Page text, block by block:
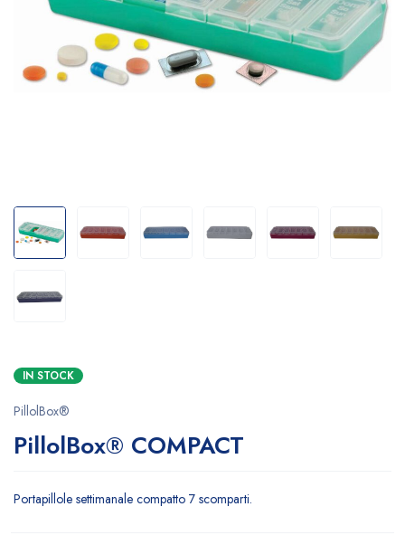
IN STOCK
PillolBox®
PillolBox® COMPACT
Portapillole settimanale compatto 7 scomparti.